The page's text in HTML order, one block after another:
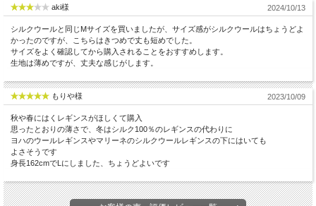
aki様 2024/10/13
シルクウールと同じMサイズを買いましたが、サイズ感がシルクウールはちょうどよ
かったのですが、こちらはきつめで丈も短めでした。
サイズをよく確認してから購入されることをおすすめします。
生地は薄めですが、丈夫な感じがします。
もりや様 2023/10/09
秋や春にはくレギンスがほしくて購入
思ったとおりの薄さで、冬はシルク100％のレギンスの代わりに
ヨハのウールレギンスやマリーネのシルクウールレギンスの下にはいても
よさそうです
身長162cmでLにしました、ちょうどよいです